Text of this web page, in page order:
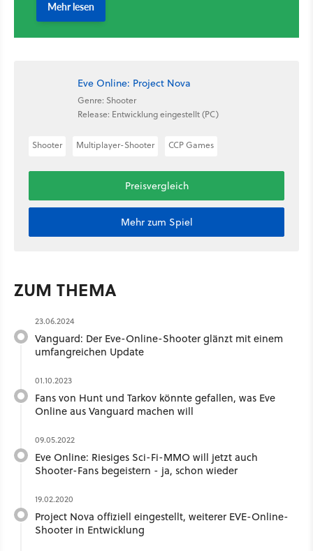
Eve Online: Project Nova
Genre: Shooter
Release: Entwicklung eingestellt (PC)
Shooter Multiplayer-Shooter CCP Games
Preisvergleich
Mehr zum Spiel
ZUM THEMA
23.06.2024
Vanguard: Der Eve-Online-Shooter glänzt mit einem
umfangreichen Update
01.10.2023
Fans von Hunt und Tarkov könnte gefallen, was Eve
Online aus Vanguard machen will
09.05.2022
Eve Online: Riesiges Sci-Fi-MMO will jetzt auch
Shooter-Fans begeistern - ja, schon wieder
19.02.2020
Project Nova offiziell eingestellt, weiterer EVE-Online-
Shooter in Entwicklung